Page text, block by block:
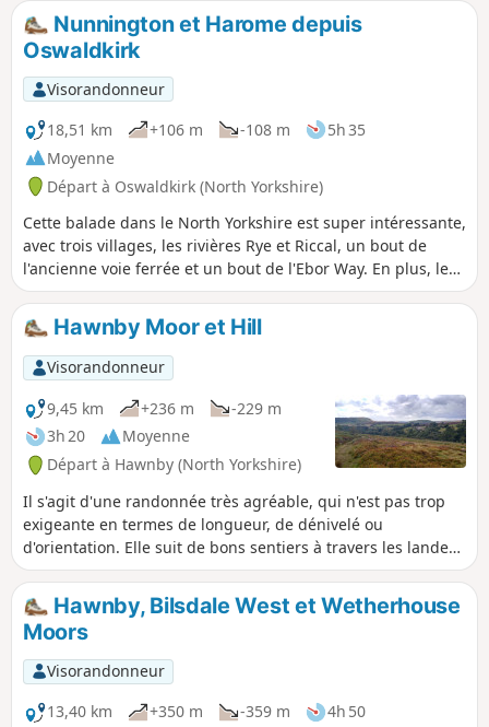
Nunnington et Harome depuis
Oswaldkirk
Visorandonneur
18,51 km
+106 m -108 m
5h 35
Moyenne
Départ à Oswaldkirk (North Yorkshire)
Cette balade dans le North Yorkshire est super intéressante,
avec trois villages, les rivières Rye et Riccal, un bout de
l'ancienne voie ferrée et un bout de l'Ebor Way. En plus, le
départ se fait depuis un super pub.
Hawnby Moor et Hill
Visorandonneur
9,45 km
+236 m
-229 m
3h 20
Moyenne
Départ à Hawnby (North Yorkshire)
Il s'agit d'une randonnée très agréable, qui n'est pas trop
exigeante en termes de longueur, de dénivelé ou
d'orientation. Elle suit de bons sentiers à travers les landes,
avec des paysages variés, de superbes vues depuis le
sommet de Hawnby Hill et un charmant pub de campagne
en cours de route. Remarque : il s'agit d'une variante
légèrement plus courte et plus facile de Hawnby Hill and
Moor.
Hawnby, Bilsdale West et Wetherhouse
Moors
Visorandonneur
13,40 km
+350 m -359 m
4h 50